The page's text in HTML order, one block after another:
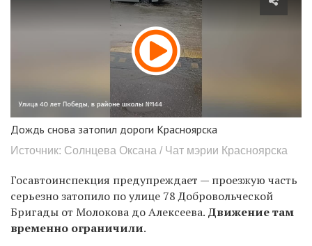
Дождь снова затопил дороги Красноярска
Источник: Солнцева Оксана / Чат мэрии Красноярска
Госавтоинспекция предупреждает — проезжую часть
серьезно затопило по улице 78 Добровольческой
Бригады от Молокова до Алексеева. Движение там
временно ограничили.